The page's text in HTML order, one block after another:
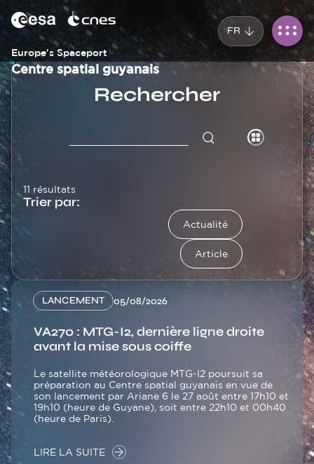
Panneau de gestion des cookies
Aller
au
contenu
principal
Europe's Spaceport
Centre spatial guyanais
FR
Rechercher
11 résultats
Trier par:
Actualité
Article
LANCEMENT 05/08/2026
VA270 : MTG-I2, dernière ligne droite
avant la mise sous coiffe
Le satellite météorologique MTG-I2 poursuit sa
préparation au Centre spatial guyanais en vue de
son lancement par Ariane 6 le 27 août entre 17h10 et
19h10 (heure de Guyane), soit entre 22h10 et 00h40
(heure de Paris).
LIRE LA SUITE